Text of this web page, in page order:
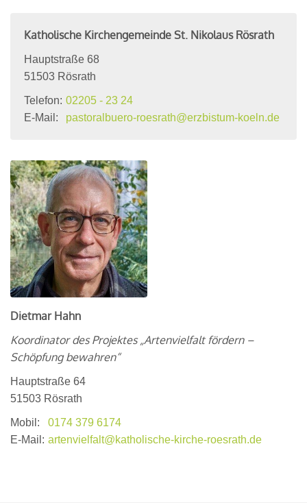
Katholische Kirchengemeinde St. Nikolaus Rösrath
Hauptstraße 68
51503 Rösrath
Telefon: 02205 - 23 24
E-Mail:
pastoralbuero-roesrath@erzbistum-koeln.de
Dietmar Hahn
Koordinator des Projektes „Artenvielfalt fördern –
Schöpfung bewahren“
Hauptstraße 64
51503 Rösrath
Mobil:
0174 379 6174
E-Mail: artenvielfalt@katholische-kirche-roesrath.de